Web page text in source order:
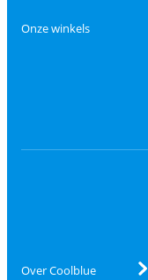
Onze winkels
Over Coolblue